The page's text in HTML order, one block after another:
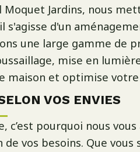
Moquet Jardins, nous
s'agisse d'un
une large gamme de
mise en
maison et optimise
VOS ENVIES
c’est pourquoi nous
vos besoins. Que